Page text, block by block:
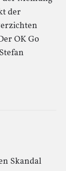
der
OK Go
Skandal